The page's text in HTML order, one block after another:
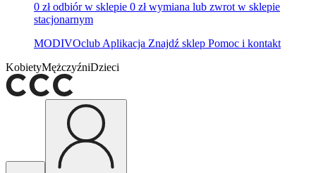
0 zł odbiór w sklepie 0 zł wymiana lub zwrot w sklepie
stacjonarnym
MODIVOclub Aplikacja Znajdź sklep Pomoc i kontakt
KobietyMężczyźniDzieci